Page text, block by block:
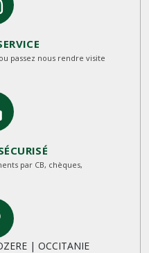
passez nous rendre visite
par CB, chèques,
| OCCITANIE